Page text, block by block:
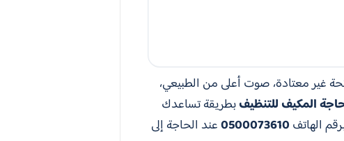
غير معتادة، صوت أعلى من الطبيعي،
المكيف للتنظيفبطريقة تساعدك
الهاتف 0500073610عند الحاجة إلى